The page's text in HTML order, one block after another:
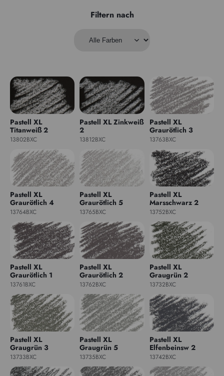
Filtern nach
Pastell XL
Titanweiß 2
13802BXC
Pastell XL Zinkweiß
2
13812BXC
Pastell XL
Graurötlich 3
13763BXC
Pastell XL
Graurötlich 4
13764BXC
Pastell XL
Graurötlich 5
13765BXC
Pastell XL
Marsschwarz 2
13752BXC
Pastell XL
Graurötlich 1
13761BXC
Pastell XL
Graurötlich 2
13762BXC
Pastell XL
Graugrün 2
13732BXC
Pastell XL
Graugrün 3
13733BXC
Pastell XL
Graugrün 5
13735BXC
Pastell XL
Elfenbeinsw 2
13742BXC